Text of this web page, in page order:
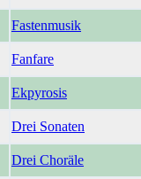
Fastenmusik
Fanfare
Ekpyrosis
Drei Sonaten
Drei Choräle